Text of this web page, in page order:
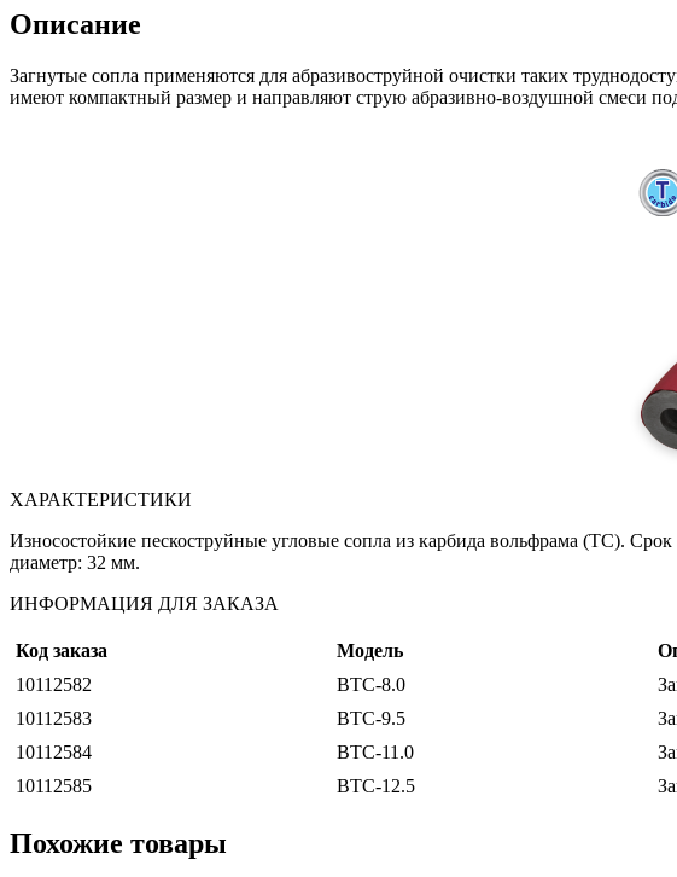
Описание
Загнутые сопла применяются для абразивоструйной очистки таких
имеют компактный размер и направляют струю абразивно-воздушной смеси
ХАРАКТЕРИСТИКИ
Износостойкие пескоструйные угловые сопла из карбида вольфрама (TC).
диаметр: 32 мм.
ИНФОРМАЦИЯ ДЛЯ ЗАКАЗА
Код заказа Модель
10112582
BTC-8.0
10112583
BTC-9.5
10112584
BTC-11.0
10112585
BTC-12.5
Похожие товары